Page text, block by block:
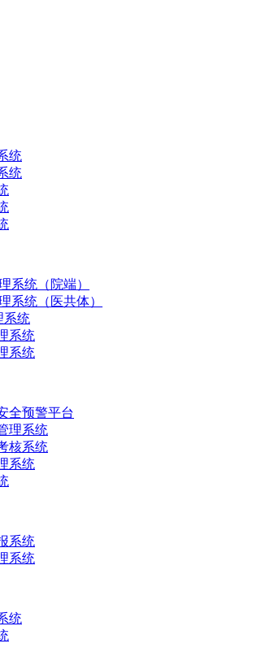
统
统
系统（院端）
系统（医共体）
系统
系统
系统
全预警平台
理系统
核系统
系统
系统
系统
统